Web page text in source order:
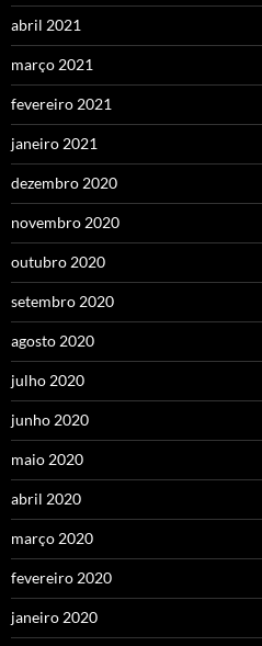
abril 2021
março 2021
fevereiro 2021
janeiro 2021
dezembro 2020
novembro 2020
outubro 2020
setembro 2020
agosto 2020
julho 2020
junho 2020
maio 2020
abril 2020
março 2020
fevereiro 2020
janeiro 2020